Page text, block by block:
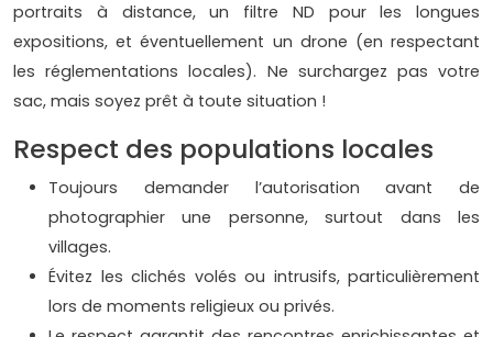
portraits à distance, un filtre ND pour les longues
expositions, et éventuellement un drone (en respectant
les réglementations locales). Ne surchargez pas votre
sac, mais soyez prêt à toute situation !
Respect des populations locales
Toujours demander l’autorisation avant de
photographier une personne, surtout dans les
villages.
Évitez les clichés volés ou intrusifs, particulièrement
lors de moments religieux ou privés.